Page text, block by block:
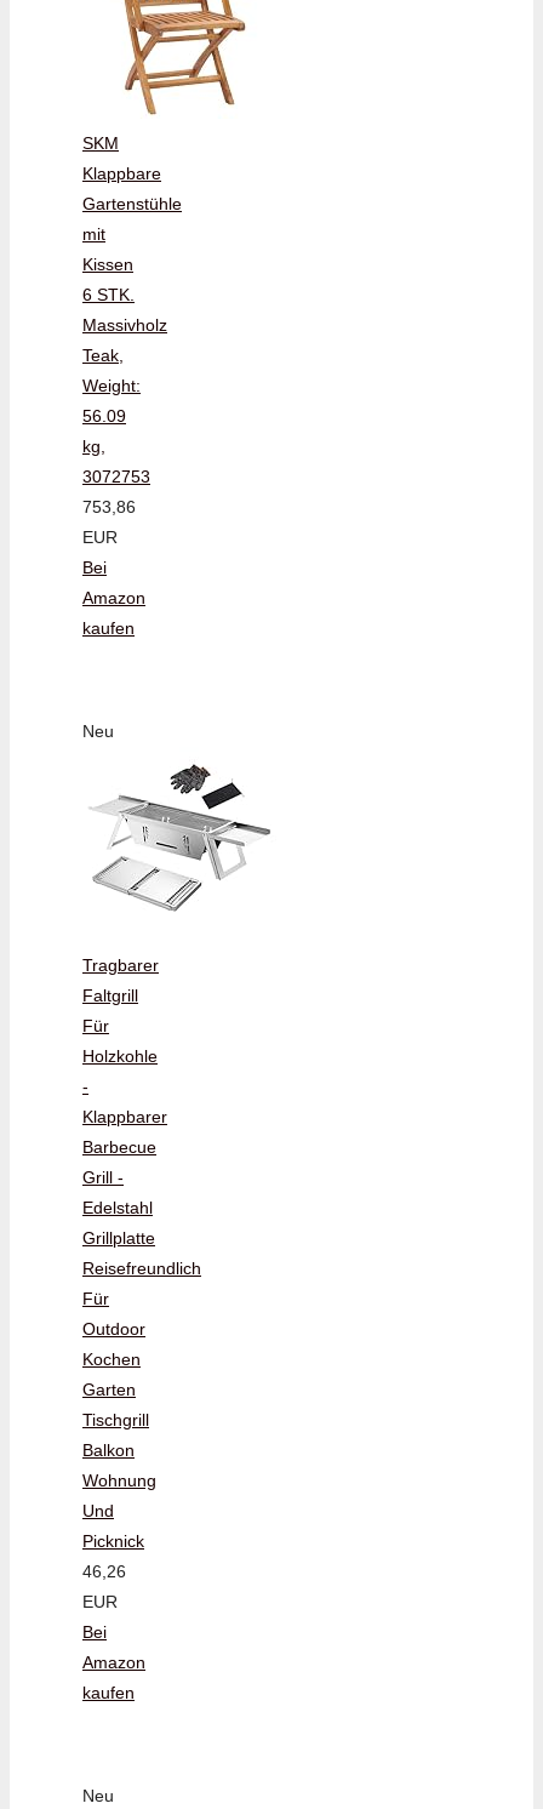
SKM
Klappbare
Gartenstühle
mit
Kissen
6 STK.
Massivholz
Teak,
Weight:
56.09
kg,
3072753
753,86
EUR
Bei
Amazon
kaufen
Neu
Tragbarer
Faltgrill
Für
Holzkohle
-
Klappbarer
Barbecue
Grill -
Edelstahl
Grillplatte
Reisefreundlich
Für
Outdoor
Kochen
Garten
Tischgrill
Balkon
Wohnung
Und
Picknick
46,26
EUR
Bei
Amazon
kaufen
Neu